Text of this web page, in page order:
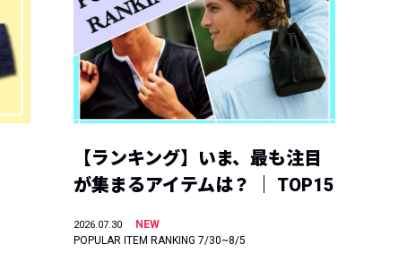
【ランキング】いま、最も注目
が集まるアイテムは？ ｜ TOP15
2026.07.30
NEW
POPULAR ITEM RANKING 7/30~8/5